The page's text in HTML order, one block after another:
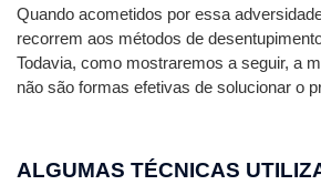
Quando acometidos por essa
recorrem aos métodos de
Todavia, como mostraremos a seguir, a
não são formas efetivas de solucionar o
ALGUMAS TÉCNICAS